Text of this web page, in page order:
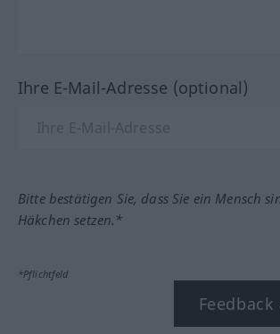
Ihre E-Mail-Adresse (optional)
Bitte bestätigen Sie, dass Sie ein Mensch
Häkchen setzen.*
*Pflichtfeld